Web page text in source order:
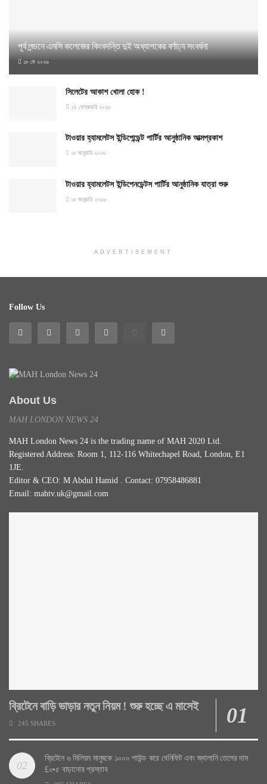
পূর্ব লন্ডনে এমসি কলেজের কিংবদন্তি দুই অধ্যাপকের বর্ণাঢ্য সংবর্ধনা
১৮ মে ২০২৬
সিলেটের আকাশ খোলা হোক !
২৫ ফেব্রুয়ারি ২০২৬
টাওয়ার হ্যামলেটস ইন্ডিপেন্ডেন্ট পার্টির আনুষ্ঠানিক আত্মপ্রকাশ
১৫ জানুয়ারি ২০২৬
টাওয়ার হ্যামলেটস ইন্ডিপেনডেন্টস পার্টির আনুষ্ঠানিক যাত্রা শুরু
১৫ জানুয়ারি ২০২৬
ADVERTISEMENT
Follow Us
About Us
MAH LONDON NEWS 24
MAH London News 24 is the trading name of MAH 2020 Ltd.
Registered Address: Room 1, 112-116 Whitechapel Road, London, E1
1JE.
Editor & CEO: M Abdul Hamid . Contact: 07958486881
Email: mahtv.uk@gmail.com
ব্রিটেনে বাড়ি ভাড়ার নতুন নিয়ম ! শুরু হচ্ছে এ মাসেই
245 SHARES
ব্রিটেনে ৬ মিলিয়ন মানুষকে ১০০০ পাউন্ড করে বেনিফিট এবং জ্বালানি তেলের দাম
£০•৫ বাড়ানোর প্রস্তাব